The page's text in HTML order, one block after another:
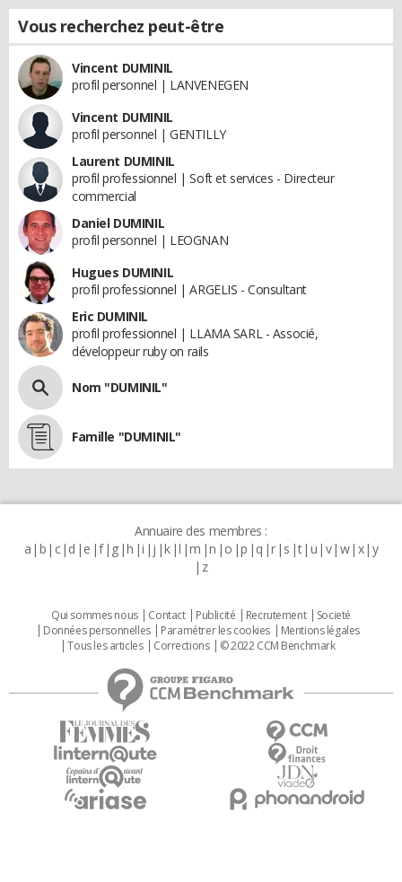
Vous recherchez peut-être
Vincent DUMINIL
profil personnel | LANVENEGEN
Vincent DUMINIL
profil personnel | GENTILLY
Laurent DUMINIL
profil professionnel | Soft et services - Directeur
commercial
Daniel DUMINIL
profil personnel | LEOGNAN
Hugues DUMINIL
profil professionnel | ARGELIS - Consultant
Eric DUMINIL
profil professionnel | LLAMA SARL - Associé,
développeur ruby on rails
Nom "DUMINIL"
Famille "DUMINIL"
Annuaire des membres :
a b c d e f g h i j k l m n o p q r s t u v w x y
z
Qui sommes nous Contact Publicité Recrutement
Societé
Données personnelles
Paramétrer les cookies
Mentions légales
Tous les articles
Corrections © 2022 CCM Benchmark